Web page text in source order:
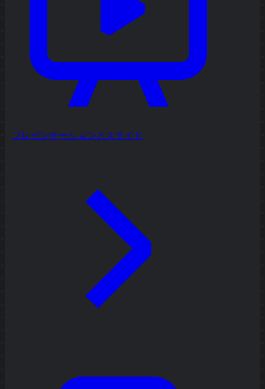
プレゼンテーションとスライド